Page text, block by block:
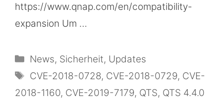
https://www.qnap.com/en/compatibility-
expansion Um …
Kategorien
News, Sicherheit, Updates
Schlagwörter
CVE-2018-0728, CVE-2018-0729, CVE-
2018-1160, CVE-2019-7179, QTS, QTS 4.4.0